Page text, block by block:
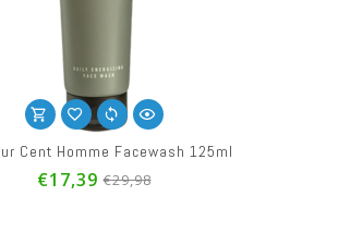
Cent Homme Facewash 125ml
€17,39 €29,98